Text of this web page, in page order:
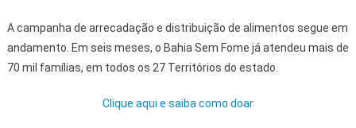
A campanha de arrecadação e distribuição de alimentos segue em
andamento. Em seis meses, o Bahia Sem Fome já atendeu mais de
70 mil famílias, em todos os 27 Territórios do estado.
Clique aqui e saiba como doar